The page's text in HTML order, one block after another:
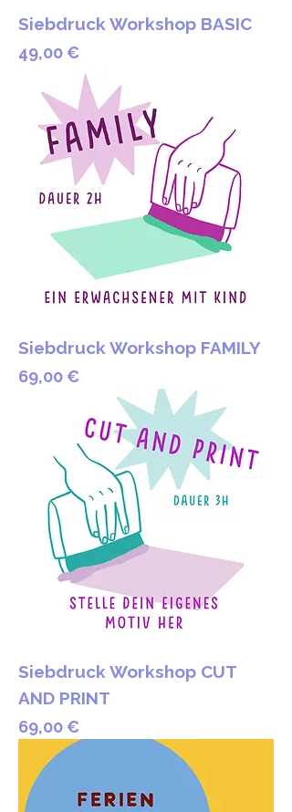
Siebdruck Workshop BASIC
Preis
49,00 €
Siebdruck Workshop FAMILY
Preis
69,00 €
Siebdruck Workshop CUT
AND PRINT
Preis
69,00 €